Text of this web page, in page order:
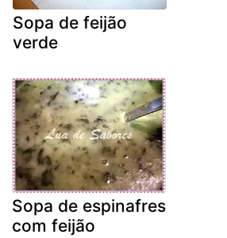
Sopa de feijão
verde
Sopa de espinafres
com feijão